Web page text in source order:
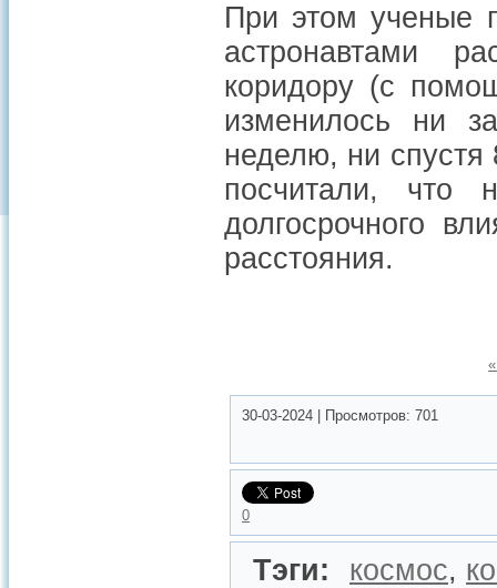
При этом ученые
астронавтами
коридору (с
изменилось ни
неделю, ни
посчитали, что
долгосрочного
расстояния.
30-03-2024 Просмотров: 701
0
Тэги: космос,